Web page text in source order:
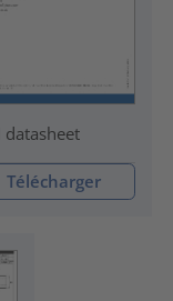
datasheet
Télécharger